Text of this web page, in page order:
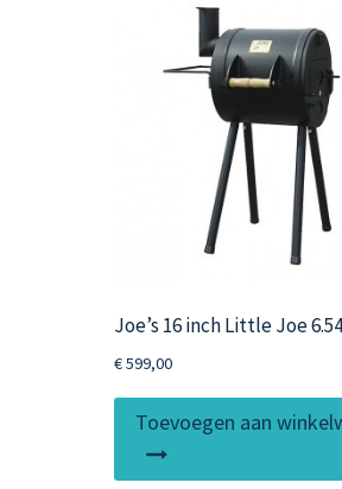
Joe’s 16 inch Little Joe
€599,00
Toevoegen aan